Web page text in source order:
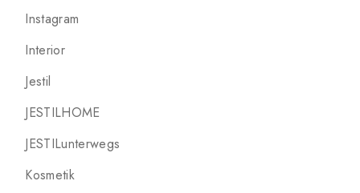
Instagram
Interior
Jestil
JESTILHOME
JESTILunterwegs
Kosmetik